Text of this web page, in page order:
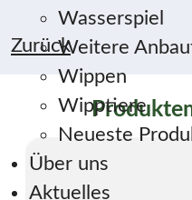
Wasserspiel
Weitere
Wippen
Wipptiere
Neueste
Über uns
Aktuelles
Zurück